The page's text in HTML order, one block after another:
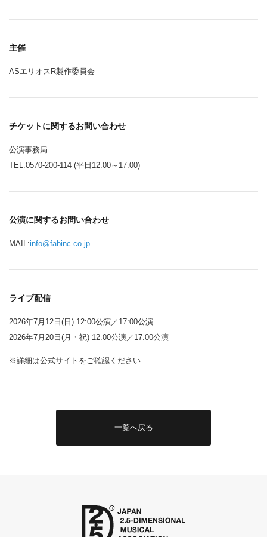
主催
ASエリオスR製作委員会
チケットに関するお問い合わせ
公演事務局
TEL:0570-200-114 (平日12:00～17:00)
公演に関するお問い合わせ
MAIL:info@fabinc.co.jp
ライブ配信
2026年7月12日(日) 12:00公演／17:00公演
2026年7月20日(月・祝) 12:00公演／17:00公演
※詳細は公式サイトをご確認ください
一覧へ戻る